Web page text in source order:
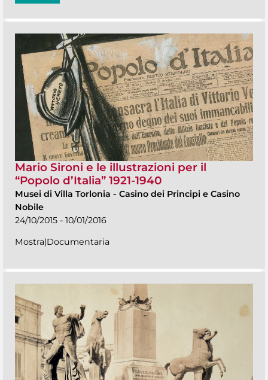
Mario Sironi e le illustrazioni per il
“Popolo d’Italia” 1921-1940
Musei di Villa Torlonia - Casino dei Principi e Casino
Nobile
24/10/2015 - 10/01/2016
Mostra|Documentaria